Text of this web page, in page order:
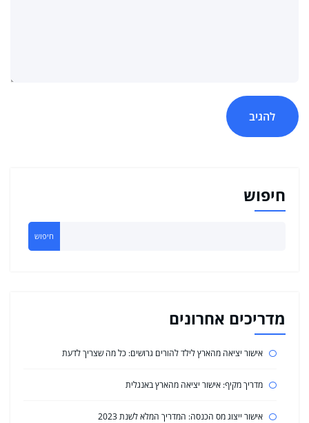
חיפוש
חיפוש
מדריכים אחרונים
אישור יציאה מהארץ לילד להורים גרושים: כל מה שצריך לדעת
מדריך מקיף: אישור יציאה מהארץ באנגלית
אישור ייצוג מס הכנסה: המדריך המלא לשנת 2023